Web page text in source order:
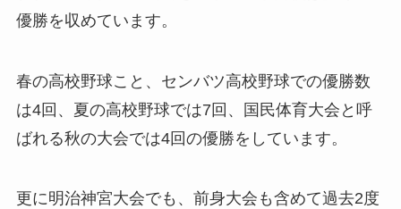
優勝を収めています。
春の高校野球こと、センバツ高校野球での優勝数
は4回、夏の高校野球では7回、国民体育大会と呼
ばれる秋の大会では4回の優勝をしています。
更に明治神宮大会でも、前身大会も含めて過去2度